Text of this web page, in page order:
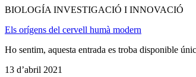
BIOLOGÍA INVESTIGACIÓ I INNOVACIÓ
Els orígens del cervell humà modern
Ho sentim, aquesta entrada es troba disponible
13 d’abril 2021